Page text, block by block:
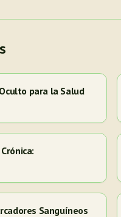
para la Salud
Sanguíneos